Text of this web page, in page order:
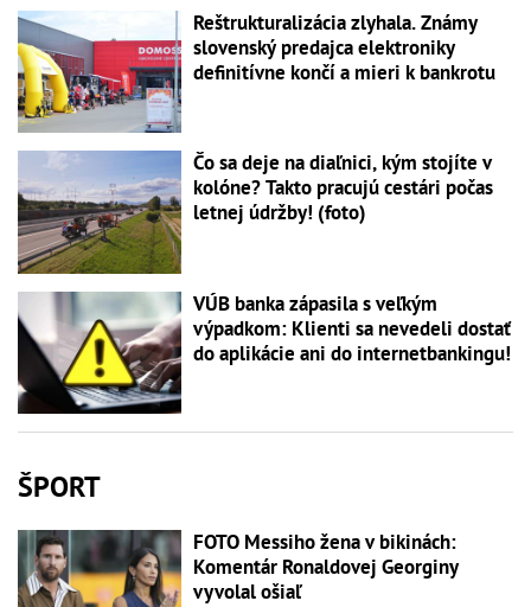
Reštrukturalizácia zlyhala. Známy
slovenský predajca elektroniky
definitívne končí a mieri k bankrotu
Čo sa deje na diaľnici, kým stojíte v
kolóne? Takto pracujú cestári počas
letnej údržby! (foto)
VÚB banka zápasila s veľkým
výpadkom: Klienti sa nevedeli dostať
do aplikácie ani do internetbankingu!
ŠPORT
FOTO Messiho žena v bikinách:
Komentár Ronaldovej Georginy
vyvolal ošiaľ